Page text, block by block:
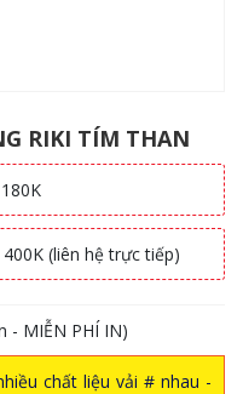
RIKI TÍM THAN
(liên hệ trực tiếp)
- MIỄN PHÍ IN)
chất liệu vải # nhau -